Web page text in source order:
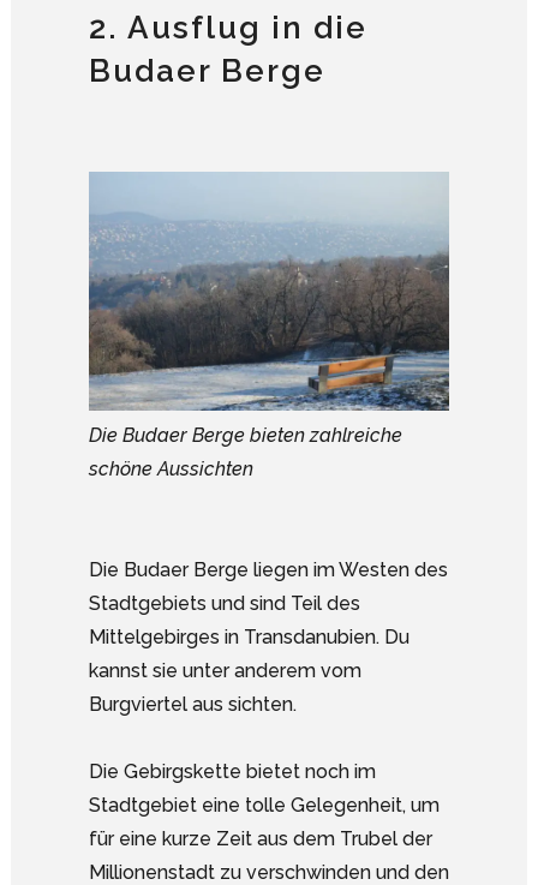
2. Ausflug in die
Budaer Berge
Die Budaer Berge bieten zahlreiche
schöne Aussichten
Die Budaer Berge liegen im Westen des
Stadtgebiets und sind Teil des
Mittelgebirges in Transdanubien. Du
kannst sie unter anderem vom
Burgviertel aus sichten.
Die Gebirgskette bietet noch im
Stadtgebiet eine tolle Gelegenheit, um
für eine kurze Zeit aus dem Trubel der
Millionenstadt zu verschwinden und den